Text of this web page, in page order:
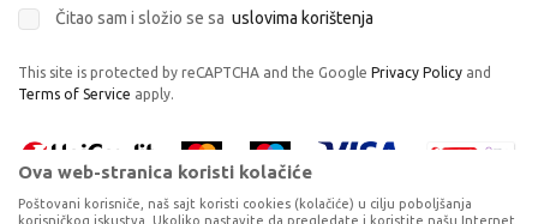
Čitao sam i složio se sa uslovima korištenja
This site is protected by reCAPTCHA and the Google Privacy Policy and
Terms of Service apply.
Ova web-stranica koristi kolačiće
Poštovani korisniče, naš sajt koristi cookies (kolačiće) u cilju poboljšanja
korisničkog iskustva. Ukoliko nastavite da pregledate i koristite našu Internet